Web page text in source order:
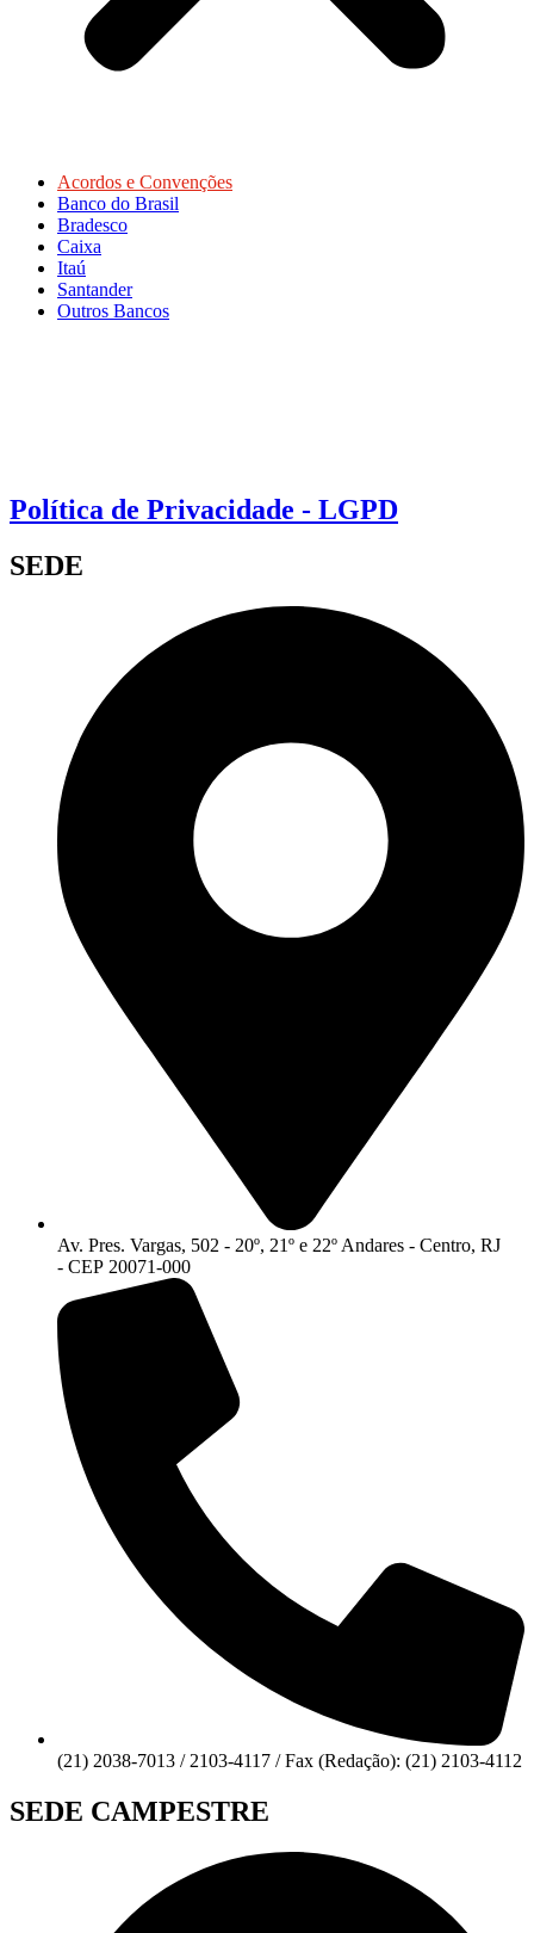
Acordos e Convenções
Banco do Brasil
Bradesco
Caixa
Itaú
Santander
Outros Bancos
Política de Privacidade - LGPD
SEDE
Av. Pres. Vargas, 502 - 20º, 21º e 22º Andares - Centro, RJ
- CEP 20071-000
(21) 2038-7013 / 2103-4117 / Fax (Redação): (21) 2103-4112
SEDE CAMPESTRE